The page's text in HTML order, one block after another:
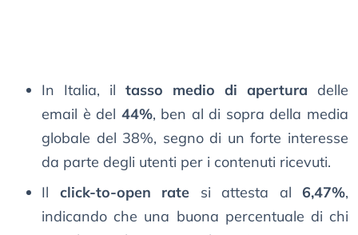
In Italia, il tasso medio di apertura delle
email è del 44%, ben al di sopra della media
globale del 38%, segno di un forte interesse
da parte degli utenti per i contenuti ricevuti.
Il click-to-open rate si attesta al 6,47%,
indicando che una buona percentuale di chi